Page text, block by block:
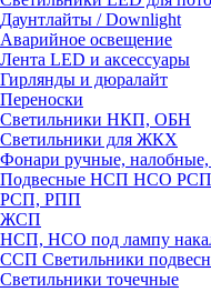
Даунтлайты / Downlight
Аварийное освещение
Лента LED и аксессуары
Гирлянды и дюралайт
Переноски
Светильники НКП, ОБН
Светильники для ЖКХ
Фонари ручные,
Подвесные НСП НСО
РСП, РПП
ЖСП
НСП, НСО под лампу
ССП Светильники
Светильники точечные